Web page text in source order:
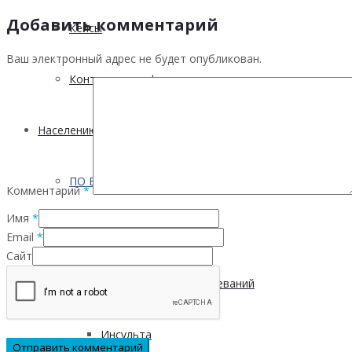
Кейсы
Контактная информация
Населению
ПО ВОПРОСАМ ПРЕОДОЛЕНИЯ КРИЗИСНЫХ
Профилактика
Инфекционных заболеваний
Инсульта
Добавить комментарий
Ваш электронный адрес не будет опубликован.
Комментарий*
Имя *
Email *
Сайт